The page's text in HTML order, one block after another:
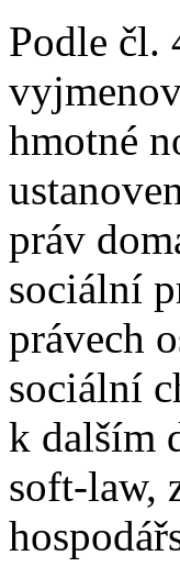
Podle čl.
hmotné
práv
sociální
právech
sociální
k dalším
soft-law,